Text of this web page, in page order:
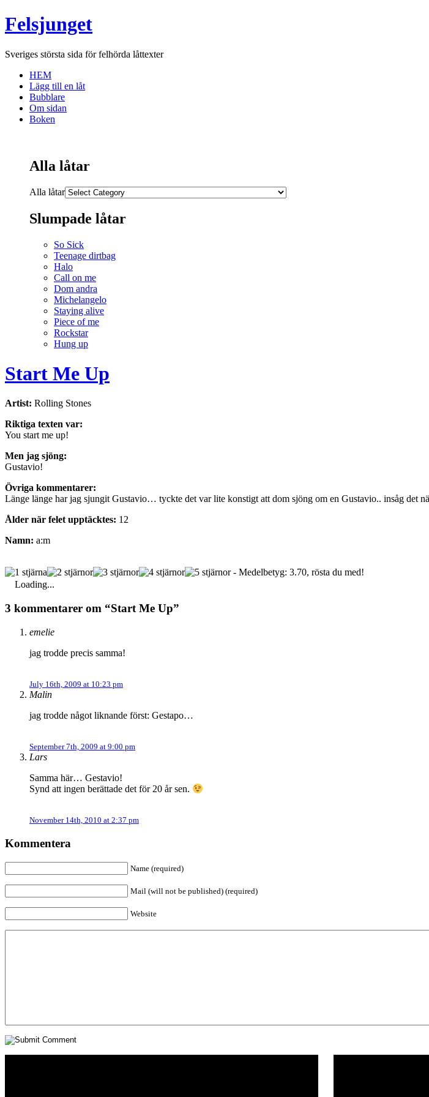
Felsjunget
Sveriges största sida för felhörda låttexter
HEM
Lägg till en låt
Bubblare
Om sidan
Boken
Alla låtar
Alla låtar
Slumpade låtar
So Sick
Teenage dirtbag
Halo
Call on me
Dom andra
Michelangelo
Staying alive
Piece of me
Rockstar
Hung up
Start Me Up
Artist: Rolling Stones
Riktiga texten var:
You start me up!
Men jag sjöng:
Gustavio!
Övriga kommentarer:
Länge länge har jag sjungit Gustavio… tyckte det var lite konstigt att dom sjöng om en Gustavio.. insåg det
Ålder när felet upptäcktes: 12
Namn: a:m
- Medelbetyg: 3.70, rösta du med!
Loading...
3 kommentarer om “Start Me Up”
emelie
jag trodde precis samma!
July 16th, 2009 at 10:23 pm
Malin
jag trodde något liknande först: Gestapo…
September 7th, 2009 at 9:00 pm
Lars
Samma här… Gestavio!
Synd att ingen berättade det för 20 år sen.
November 14th, 2010 at 2:37 pm
Kommentera
Name (required)
Mail (will not be published) (required)
Website